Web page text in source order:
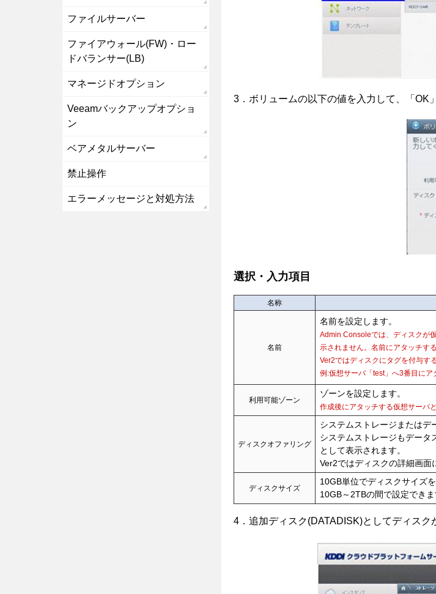
3．ボリュームの以下の値を入力して、「OK
選択・入力項目
名称
名前
名前を設定します。
Admin Consoleでは、ディスクが
示されません。名前にアタッチす
Ver2ではディスクにタグを付与す
例:仮想サーバ「test」へ3番目にア
利用可能ゾーン
ゾーンを設定します。
作成後にアタッチする仮想サーバ
ディスクオファリング
システムストレージまたはデ
システムストレージもデータ
として表示されます。
Ver2ではディスクの詳細画面
ディスクサイズ
10GB単位でディスクサイズを
10GB～2TBの間で設定できま
4．追加ディスク(DATADISK)としてディスク
ファイルサーバー
ファイアウォール(FW)・ロー
ドバランサー(LB)
マネージドオプション
Veeamバックアップオプショ
ン
ベアメタルサーバー
禁止操作
エラーメッセージと対処方法